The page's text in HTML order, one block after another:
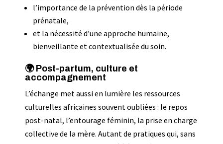
l’importance de la prévention dès la période
prénatale,
et la nécessité d’une approche humaine,
bienveillante et contextualisée du soin.
🌍 Post-partum, culture et
accompagnement
L’échange met aussi en lumière les ressources
culturelles africaines souvent oubliées : le repos
post-natal, l’entourage féminin, la prise en charge
collective de la mère. Autant de pratiques qui, sans